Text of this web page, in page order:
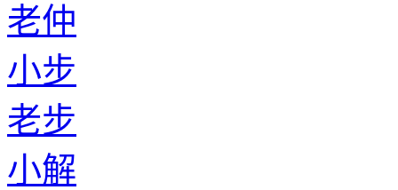
老仲
小步
老步
小解